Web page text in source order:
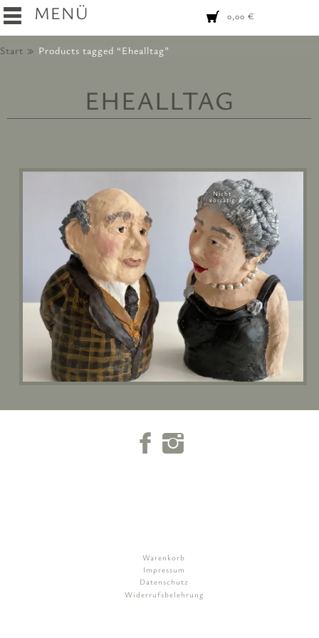
MENÜ 0,00 €
Start Products tagged “Ehealltag”
EHEALLTAG
Nicht
vorrätig
Warenkorb
Impressum
Datenschutz
Widerrufsbelehrung